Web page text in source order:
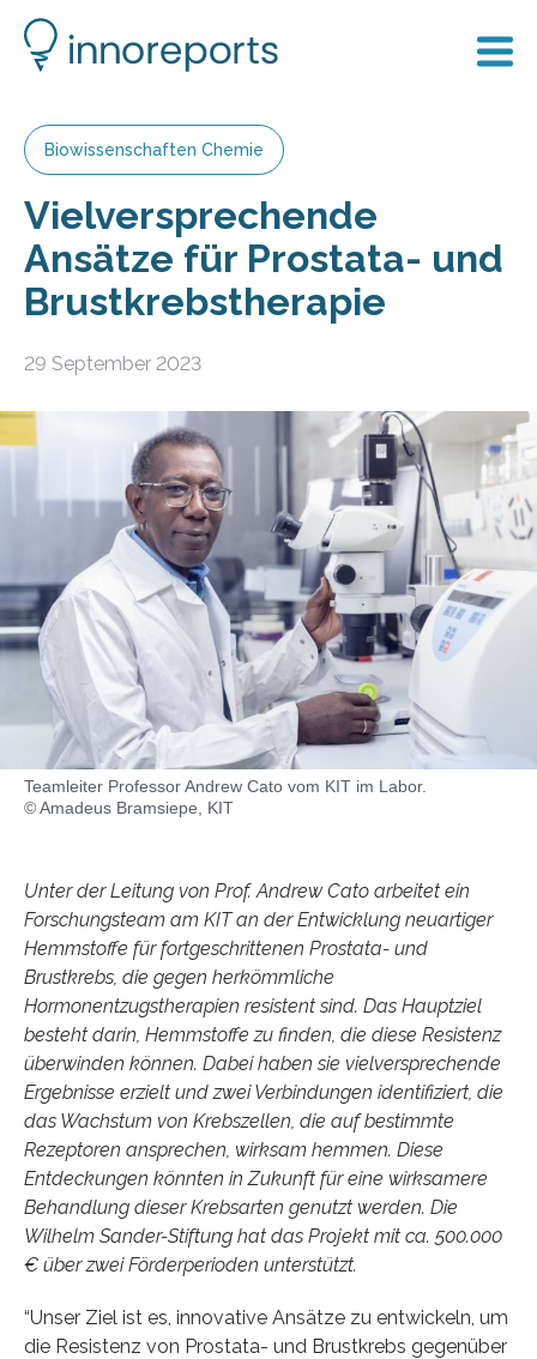
Biowissenschaften Chemie
Vielversprechende
Ansätze für Prostata- und
Brustkrebstherapie
29 September 2023
Teamleiter Professor Andrew Cato vom KIT im Labor.
© Amadeus Bramsiepe, KIT
Unter der Leitung von Prof. Andrew Cato arbeitet ein
Forschungsteam am KIT an der Entwicklung neuartiger
Hemmstoffe für fortgeschrittenen Prostata- und
Brustkrebs, die gegen herkömmliche
Hormonentzugstherapien resistent sind. Das Hauptziel
besteht darin, Hemmstoffe zu finden, die diese Resistenz
überwinden können. Dabei haben sie vielversprechende
Ergebnisse erzielt und zwei Verbindungen identifiziert, die
das Wachstum von Krebszellen, die auf bestimmte
Rezeptoren ansprechen, wirksam hemmen. Diese
Entdeckungen könnten in Zukunft für eine wirksamere
Behandlung dieser Krebsarten genutzt werden. Die
Wilhelm Sander-Stiftung hat das Projekt mit ca. 500.000
€ über zwei Förderperioden unterstützt.
“Unser Ziel ist es, innovative Ansätze zu entwickeln, um
die Resistenz von Prostata- und Brustkrebs gegenüber